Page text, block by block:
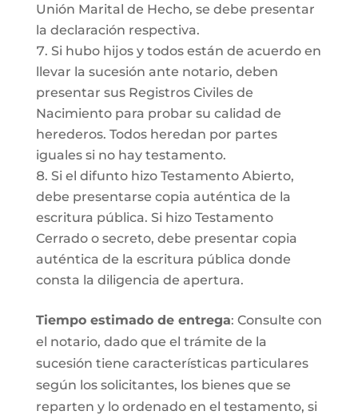
Unión Marital de Hecho, se debe presentar
la declaración respectiva.
Si hubo hijos y todos están de acuerdo en
llevar la sucesión ante notario, deben
presentar sus Registros Civiles de
Nacimiento para probar su calidad de
herederos. Todos heredan por partes
iguales si no hay testamento.
Si el difunto hizo Testamento Abierto,
debe presentarse copia auténtica de la
escritura pública. Si hizo Testamento
Cerrado o secreto, debe presentar copia
auténtica de la escritura pública donde
consta la diligencia de apertura.
Tiempo estimado de entrega: Consulte con
el notario, dado que el trámite de la
sucesión tiene características particulares
según los solicitantes, los bienes que se
reparten y lo ordenado en el testamento, si